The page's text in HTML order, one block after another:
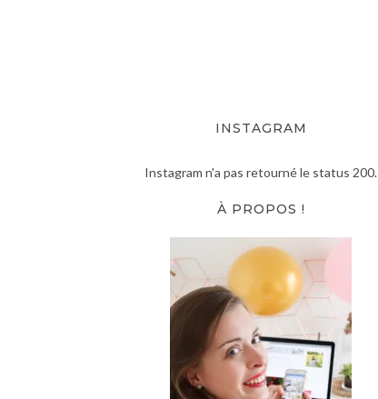
INSTAGRAM
Instagram n'a pas retourné le status 200.
À PROPOS !